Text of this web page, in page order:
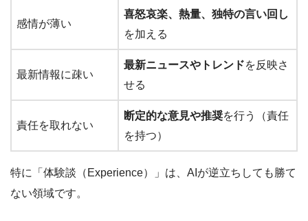
感情が薄い
喜怒哀楽、熱量、独特の言い回し
を加える
最新情報に疎い
最新ニュースやトレンドを反映さ
せる
責任を取れない
断定的な意見や推奨を行う（責任
を持つ）
特に 「体験談（Experience）」 は、AIが逆立ちしても勝て
ない領域です。